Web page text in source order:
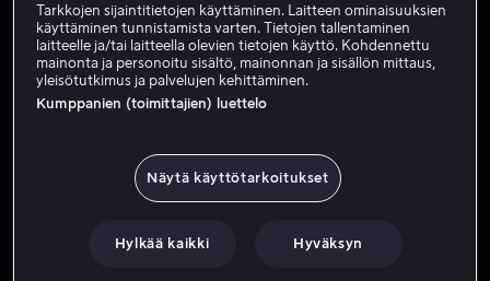
Tilaa nyt
Charliella on rahaa, talo rannalla ja hyvä tuuri naisten
Charliella on rahaa, talo rannalla ja hyvä tuuri naisten
hänen veljensä Alan ja veljenpoikansa Jake muuttavat
hänen luokseen.
Charlie Sheen Jon Cryer Angus T.
Tarkkojen sijaintitietojen käyttäminen. Laitteen ominaisuuksien
käyttäminen tunnistamista varten. Tietojen tallentaminen
laitteelle ja/tai laitteella olevien tietojen käyttö. Kohdennettu
mainonta ja personoitu sisältö, mainonnan ja sisällön mittaus,
yleisötutkimus ja palvelujen kehittäminen.
Kumppanien (toimittajien) luettelo
Näytä käyttötarkoitukset
Hylkää kaikki Hyväksyn